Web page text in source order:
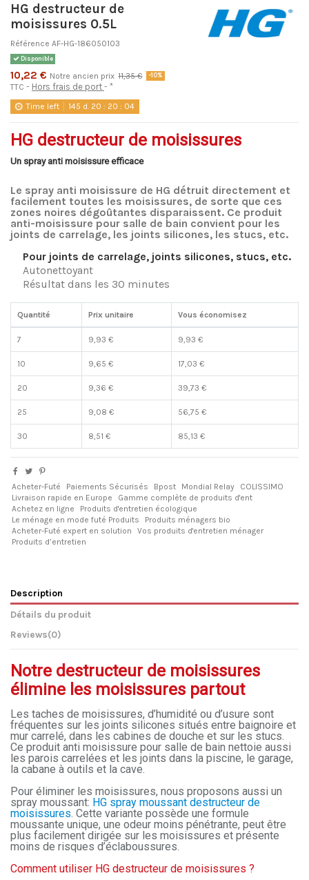
HG destructeur de
moisissures 0.5L
Référence AF-HG-186050103
Disponible
10,22 € Notre ancien prix 11,35 € -10%
TTC Hors frais de port *
Time left 145 d. 20 : 20 : 03
HG destructeur de moisissures
Un spray anti moisissure efficace
Le spray anti moisissure de HG détruit directement et
facilement toutes les moisissures, de sorte que ces
zones noires dégoûtantes disparaissent. Ce produit
anti-moisissure pour salle de bain convient pour les
joints de carrelage, les joints silicones, les stucs, etc.
Pour joints de carrelage, joints silicones, stucs, etc.
Autonettoyant
Résultat dans les 30 minutes
Quantité Prix unitaire Vous économisez
7 9,93 € 9,93 €
10 9,65 € 17,03 €
20 9,36 € 39,73 €
25 9,08 € 56,75 €
30 8,51 € 85,13 €
Acheter-Futé Paiements Sécurisés Bpost Mondial Relay
COLISSIMO
Livraison rapide en Europe
Gamme complète de produits d'ent
Achetez en ligne
Produits d'entretien écologique
Le ménage en mode futé Produits
Produits ménagers bio
Acheter-Futé expert en solution
Vos produits d'entretien ménager
Produits d’entretien
Description
Détails du produit
Reviews(0)
Notre destructeur de moisissures
élimine les moisissures partout
Les taches de moisissures, d’humidité ou d’usure sont
fréquentes sur les joints silicones situés entre baignoire et
mur carrelé, dans les cabines de douche et sur les stucs.
Ce produit anti moisissure pour salle de bain nettoie aussi
les parois carrelées et les joints dans la piscine, le garage,
la cabane à outils et la cave.
Pour éliminer les moisissures, nous proposons aussi un
spray moussant: HG spray moussant destructeur de
moisissures. Cette variante possède une formule
moussante unique, une odeur moins pénétrante, peut être
plus facilement dirigée sur les moisissures et présente
moins de risques d’éclaboussures.
Comment utiliser HG destructeur de moisissures ?